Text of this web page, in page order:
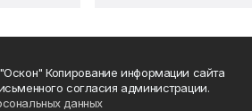
Копирование информации сайта
согласия администрации.
данных